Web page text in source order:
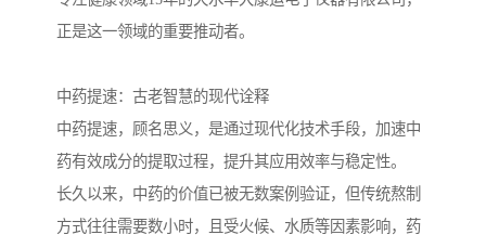
正是这一领域的重要推动者。
中药提速：古老智慧的现代诠释
中药提速，顾名思义，是通过现代化技术手段，加速中
药有效成分的提取过程，提升其应用效率与稳定性。
长久以来，中药的价值已被无数案例验证，但传统熬制
方式往往需要数小时，且受火候、水质等因素影响，药